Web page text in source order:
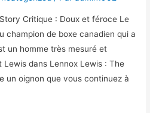
Critique : Doux et féroce Le
champion de boxe canadien qui a
un homme très mesuré et
dans Lennox Lewis : The
un oignon que vous continuez à